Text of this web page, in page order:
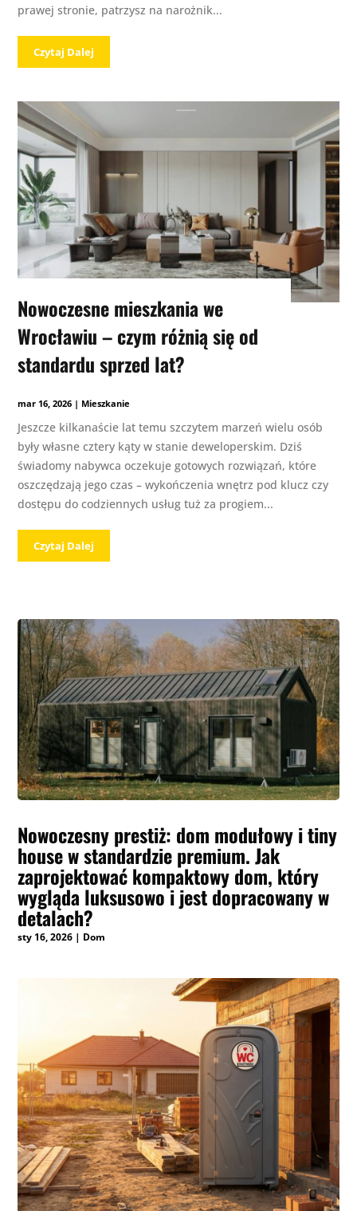
prawej stronie, patrzysz na narożnik...
Czytaj Dalej
Nowoczesne mieszkania we
Wrocławiu – czym różnią się od
standardu sprzed lat?
mar 16, 2026 | Mieszkanie
Jeszcze kilkanaście lat temu szczytem marzeń wielu osób
były własne cztery kąty w stanie deweloperskim. Dziś
świadomy nabywca oczekuje gotowych rozwiązań, które
oszczędzają jego czas – wykończenia wnętrz pod klucz czy
dostępu do codziennych usług tuż za progiem...
Czytaj Dalej
Nowoczesny prestiż: dom modułowy i tiny
house w standardzie premium. Jak
zaprojektować kompaktowy dom, który
wygląda luksusowo i jest dopracowany w
detalach?
sty 16, 2026 | Dom